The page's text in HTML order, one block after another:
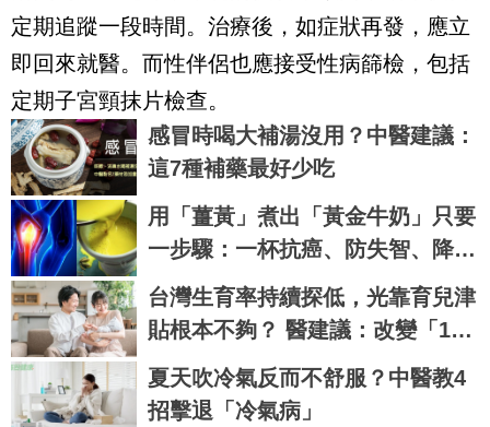
定期追蹤一段時間。治療後，如症狀再發，應立
即回來就醫。而性伴侶也應接受性病篩檢，包括
定期子宮頸抹片檢查。
感冒時喝大補湯沒用？中醫建議：
這7種補藥最好少吃
用「薑黃」煮出「黃金牛奶」只要
一步驟：一杯抗癌、防失智、降血
糖、對抗關節炎，全家大小都要
喝！
台灣生育率持續探低，光靠育兒津
貼根本不夠？ 醫建議：改變「1現
狀」才是治本之道
夏天吹冷氣反而不舒服？中醫教4
招擊退「冷氣病」